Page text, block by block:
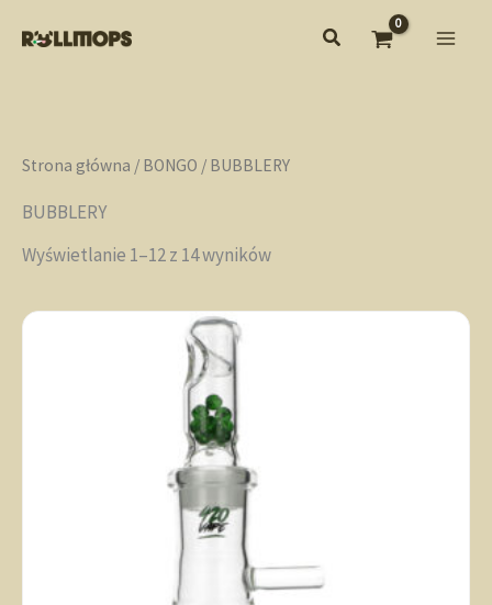
Strona główna / BONGO / BUBBLERY
BUBBLERY
Wyświetlanie 1–12 z 14 wyników